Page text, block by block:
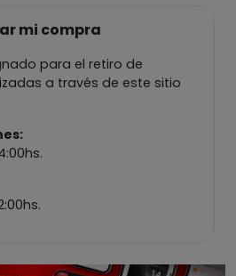
mi compra
para el retiro de
a través de este sitio